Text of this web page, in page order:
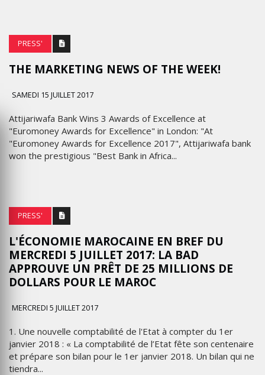
PRESS'
THE MARKETING NEWS OF THE WEEK!
SAMEDI 15 JUILLET 2017
Attijariwafa Bank Wins 3 Awards of Excellence at
"Euromoney Awards for Excellence" in London: "At
"Euromoney Awards for Excellence 2017", Attijariwafa bank
won the prestigious "Best Bank in Africa...
PRESS'
L'ÉCONOMIE MAROCAINE EN BREF DU
MERCREDI 5 JUILLET 2017: LA BAD
APPROUVE UN PRÊT DE 25 MILLIONS DE
DOLLARS POUR LE MAROC
MERCREDI 5 JUILLET 2017
1. Une nouvelle comptabilité de l'Etat à compter du 1er
janvier 2018 : « La comptabilité de l’Etat fête son centenaire
et prépare son bilan pour le 1er janvier 2018. Un bilan qui ne
tiendra...